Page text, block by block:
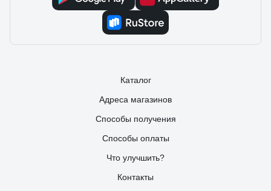
Каталог
Адреса магазинов
Способы получения
Способы оплаты
Что улучшить?
Контакты